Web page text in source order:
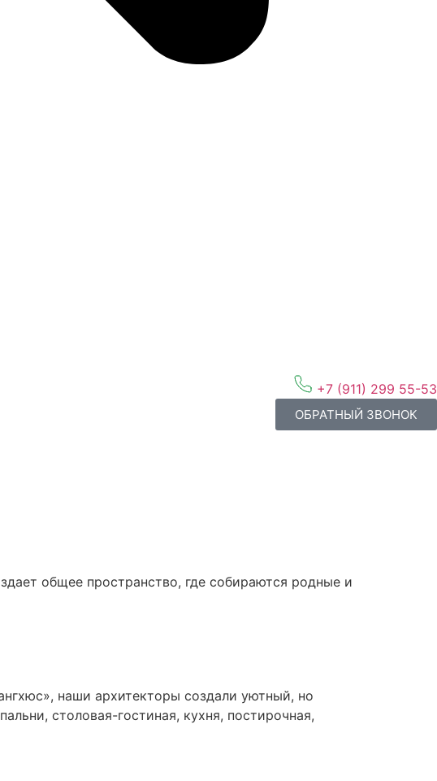
+7 (911) 299 55-53
ОБРАТНЫЙ ЗВОНОК
общее пространство, где собираются родные и
наши архитекторы создали уютный, но
столовая-гостиная, кухня, постирочная,